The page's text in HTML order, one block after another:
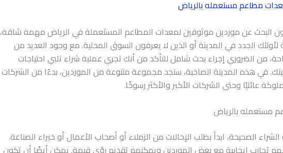
مطاعم مستعمله بالرياض
البحث عن موردين موثوقين لمعدات المطاعم المستعملة في الرياض مهمة شاقة،
لأولئك الجدد في المدينة أو الذين لا يعرفون السوق المحلية. مع وجود العديد من
من الضروري إجراء بحث شامل للتأكد من أنك تجري عملية شراء تلبي احتياجات
في هذه المدينة الصاخبة، ستجد مجموعة متنوعة من الموردين، بدءًا من الشركات
عائليًا وحتى الشركات الأكبر والأكثر رسوخًا.
مستعمله بالرياض
الشراء الصحيحة، ابدأ بطلب الإحالات من الزملاء أو أصحاب الأعمال أو خبراء الصناعة.